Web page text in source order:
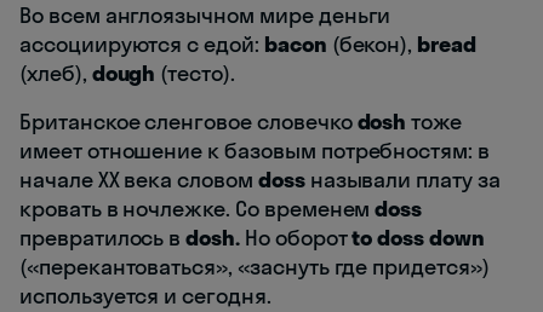
Во всем англоязычном мире деньги
ассоциируются с едой: bacon (бекон), bread
(хлеб), dough (тесто).
Британское сленговое словечкоdosh тоже
имеет отношение к базовым потребностям: в
начале ХХ века словом dossназывали плату за
кровать в ночлежке. Со временемdoss
превратилось вdosh. Но оборотto doss down
(«перекантоваться», «заснуть где придется»)
используется и сегодня.